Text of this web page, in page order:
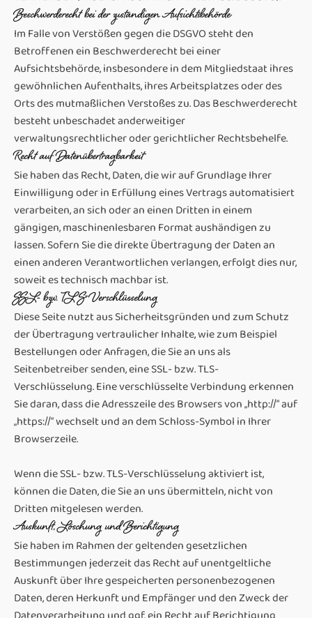
Beschwerde­recht bei der zuständigen Aufsichts­behörde
Im Falle von Verstößen gegen die DSGVO steht den
Betroffenen ein Beschwerderecht bei einer
Aufsichtsbehörde, insbesondere in dem Mitgliedstaat ihres
gewöhnlichen Aufenthalts, ihres Arbeitsplatzes oder des
Orts des mutmaßlichen Verstoßes zu. Das Beschwerderecht
besteht unbeschadet anderweitiger
verwaltungsrechtlicher oder gerichtlicher Rechtsbehelfe.
Recht auf Daten­übertrag­barkeit
Sie haben das Recht, Daten, die wir auf Grundlage Ihrer
Einwilligung oder in Erfüllung eines Vertrags automatisiert
verarbeiten, an sich oder an einen Dritten in einem
gängigen, maschinenlesbaren Format aushändigen zu
lassen. Sofern Sie die direkte Übertragung der Daten an
einen anderen Verantwortlichen verlangen, erfolgt dies nur,
soweit es technisch machbar ist.
SSL- bzw. TLS-Verschlüsselung
Diese Seite nutzt aus Sicherheitsgründen und zum Schutz
der Übertragung vertraulicher Inhalte, wie zum Beispiel
Bestellungen oder Anfragen, die Sie an uns als
Seitenbetreiber senden, eine SSL- bzw. TLS-
Verschlüsselung. Eine verschlüsselte Verbindung erkennen
Sie daran, dass die Adresszeile des Browsers von „http://“ auf
„https://“ wechselt und an dem Schloss-Symbol in Ihrer
Browserzeile.
Wenn die SSL- bzw. TLS-Verschlüsselung aktiviert ist,
können die Daten, die Sie an uns übermitteln, nicht von
Dritten mitgelesen werden.
Auskunft, Löschung und Berichtigung
Sie haben im Rahmen der geltenden gesetzlichen
Bestimmungen jederzeit das Recht auf unentgeltliche
Auskunft über Ihre gespeicherten personenbezogenen
Daten, deren Herkunft und Empfänger und den Zweck der